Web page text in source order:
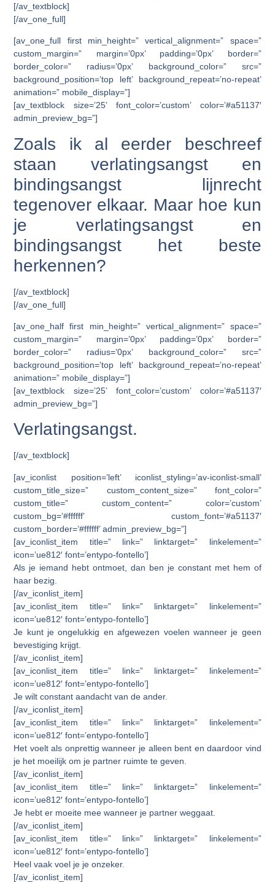
[/av_textblock]
[/av_one_full]
[av_one_full first min_height=” vertical_alignment=” space=”
custom_margin=” margin=’0px’ padding=’0px’ border=”
border_color=” radius=’0px’ background_color=” src=”
background_position=’top left’ background_repeat=’no-repeat’
animation=” mobile_display=”]
[av_textblock size=’25’ font_color=’custom’ color=’#a51137′
admin_preview_bg=”]
Zoals ik al eerder beschreef
staan verlatingsangst en
bindingsangst lijnrecht
tegenover elkaar. Maar hoe kun
je verlatingsangst en
bindingsangst het beste
herkennen?
[/av_textblock]
[/av_one_full]
[av_one_half first min_height=” vertical_alignment=” space=”
custom_margin=” margin=’0px’ padding=’0px’ border=”
border_color=” radius=’0px’ background_color=” src=”
background_position=’top left’ background_repeat=’no-repeat’
animation=” mobile_display=”]
[av_textblock size=’25’ font_color=’custom’ color=’#a51137′
admin_preview_bg=”]
Verlatingsangst.
[/av_textblock]
[av_iconlist position=’left’ iconlist_styling=’av-iconlist-small’
custom_title_size=” custom_content_size=” font_color=”
custom_title=” custom_content=” color=’custom’
custom_bg=’#ffffff’ custom_font=’#a51137′
custom_border=’#ffffff’ admin_preview_bg=”]
[av_iconlist_item title=” link=” linktarget=” linkelement=”
icon=’ue812′ font=’entypo-fontello’]
Als je iemand hebt ontmoet, dan ben je constant met hem of
haar bezig.
[/av_iconlist_item]
[av_iconlist_item title=” link=” linktarget=” linkelement=”
icon=’ue812′ font=’entypo-fontello’]
Je kunt je ongelukkig en afgewezen voelen wanneer je geen
bevestiging krijgt.
[/av_iconlist_item]
[av_iconlist_item title=” link=” linktarget=” linkelement=”
icon=’ue812′ font=’entypo-fontello’]
Je wilt constant aandacht van de ander.
[/av_iconlist_item]
[av_iconlist_item title=” link=” linktarget=” linkelement=”
icon=’ue812′ font=’entypo-fontello’]
Het voelt als onprettig wanneer je alleen bent en daardoor vind
je het moeilijk om je partner ruimte te geven.
[/av_iconlist_item]
[av_iconlist_item title=” link=” linktarget=” linkelement=”
icon=’ue812′ font=’entypo-fontello’]
Je hebt er moeite mee wanneer je partner weggaat.
[/av_iconlist_item]
[av_iconlist_item title=” link=” linktarget=” linkelement=”
icon=’ue812′ font=’entypo-fontello’]
Heel vaak voel je je onzeker.
[/av_iconlist_item]